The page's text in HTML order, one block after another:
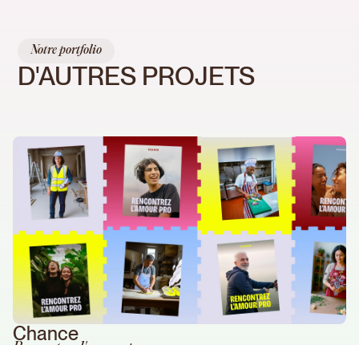
Notre portfolio
D'AUTRES PROJETS
Chance